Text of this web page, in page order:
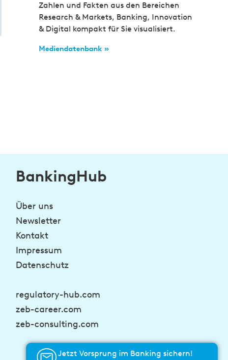
Zahlen und Fakten aus den Bereichen
Research & Markets, Banking, Innovation
& Digital kompakt für Sie visualisiert.
Mediendatenbank »
BankingHub
Über uns
Newsletter
Kontakt
Impressum
Datenschutz
regulatory-hub.com
zeb-career.com
zeb-consulting.com
Jetzt Vorsprung im Banking sichern!